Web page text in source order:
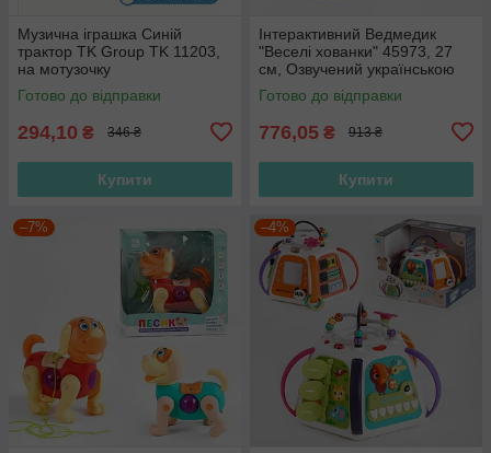
Музична іграшка Синій
трактор TK Group TK 11203,
на мотузочку
Готово до відправки
294,10 ₴ 346 ₴
Купити
Інтерактивний Ведмедик
"Веселі хованки" 45973, 27
см, Озвучений українською
мовою, говорить, грає в
хованки
Готово до відправки
776,05 ₴ 913 ₴
Купити
–7% –4%